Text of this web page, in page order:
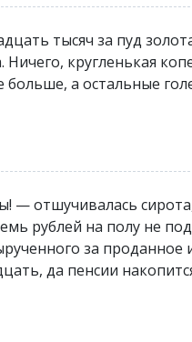
тысяч за пуд
кругленькая
больше, а остальные
отшучивалась
рублей на полу не
за проданное
да пенсии